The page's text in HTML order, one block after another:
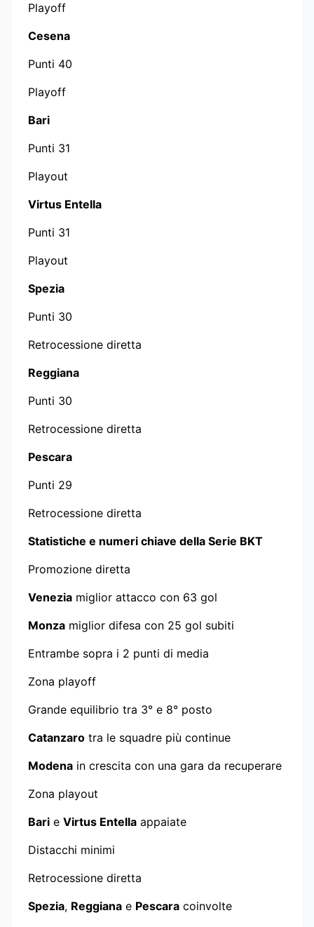
Playoff
Cesena
Punti 40
Playoff
Bari
Punti 31
Playout
Virtus Entella
Punti 31
Playout
Spezia
Punti 30
Retrocessione diretta
Reggiana
Punti 30
Retrocessione diretta
Pescara
Punti 29
Retrocessione diretta
Statistiche e numeri chiave della Serie BKT
Promozione diretta
Venezia miglior attacco con 63 gol
Monza miglior difesa con 25 gol subiti
Entrambe sopra i 2 punti di media
Zona playoff
Grande equilibrio tra 3° e 8° posto
Catanzaro tra le squadre più continue
Modena in crescita con una gara da recuperare
Zona playout
Bari e Virtus Entella appaiate
Distacchi minimi
Retrocessione diretta
Spezia, Reggiana e Pescara coinvolte